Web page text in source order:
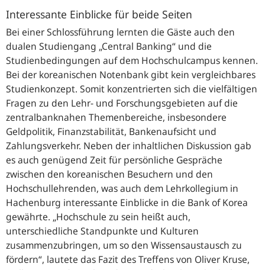
Interessante Einblicke für beide Seiten
Bei einer Schlossführung lernten die Gäste auch den
dualen Studiengang „Central Banking“ und die
Studienbedingungen auf dem Hochschulcampus kennen.
Bei der koreanischen Notenbank gibt kein vergleichbares
Studienkonzept. Somit konzentrierten sich die vielfältigen
Fragen zu den Lehr- und Forschungsgebieten auf die
zentralbanknahen Themenbereiche, insbesondere
Geldpolitik, Finanzstabilität, Bankenaufsicht und
Zahlungsverkehr. Neben der inhaltlichen Diskussion gab
es auch genügend Zeit für persönliche Gespräche
zwischen den koreanischen Besuchern und den
Hochschullehrenden, was auch dem Lehrkollegium in
Hachenburg interessante Einblicke in die Bank of Korea
gewährte. „Hochschule zu sein heißt auch,
unterschiedliche Standpunkte und Kulturen
zusammenzubringen, um so den Wissensaustausch zu
fördern“, lautete das Fazit des Treffens von Oliver Kruse,